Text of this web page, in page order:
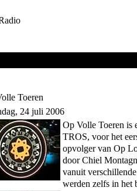
Toeren
24 juli 2006
Op Volle Toeren is
TROS, voor het
opvolger van Op
door Chiel
vanuit
werden zelfs in het